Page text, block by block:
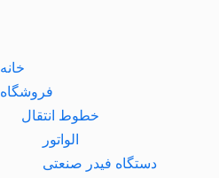
خانه
فروشگاه
خطوط انتقال
الواتور
دستگاه فیدر صنعتی